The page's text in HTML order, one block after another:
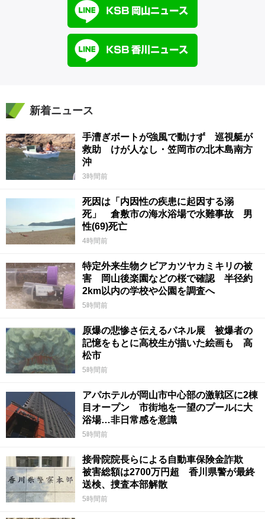
新着ニュース
手漕ぎボートが強風で動けず 巡視艇が
救助 けが人なし・笠岡市の北木島南方
沖
3時間前
死因は「内因性の疾患に起因する溺
死」 倉敷市の海水浴場で水難事故 男
性(69)死亡
4時間前
特定外来生物クビアカツヤカミキリの被
害 岡山後楽園などの桜で確認 半径約
2km以内の学校や公園を調査へ
5時間前
原爆の悲惨さ伝えるパネル展 被爆者の
記憶をもとに高校生が描いた絵画も 高
松市
5時間前
アパホテルが岡山市中心部の激戦区に2棟
目オープン 市街地を一望のプールに大
浴場…非日常感を意識
5時間前
接骨院院長らによる自動車保険金詐欺
被害総額は2700万円超 香川県警が最終
送検、捜査本部解散
5時間前